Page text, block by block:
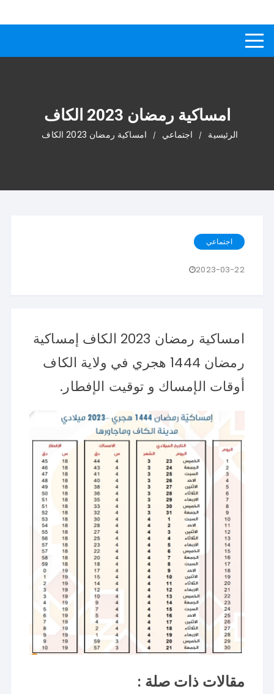
المحتوى
امساكية رمضان 2023 الكاف
الرئيسية اجتماعي امساكية رمضان 2023 الكاف
اجتماعي
2023-03-22
امساكية رمضان 2023 الكاف إمساكية
رمضان 1444 هجري في ولاية الكاف
أوقات الإمساك و توقيت الإفطار.
مقالات ذات صلة :